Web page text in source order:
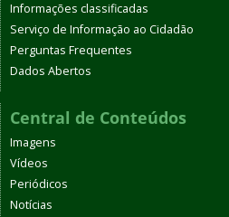
Informações classificadas
Serviço de Informação ao Cidadão
Perguntas Frequentes
Dados Abertos
Central de Conteúdos
Imagens
Vídeos
Periódicos
Notícias